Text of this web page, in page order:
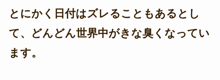
とにかく日付はズレることもあるとし
て、どんどん世界中がきな臭くなってい
ます。